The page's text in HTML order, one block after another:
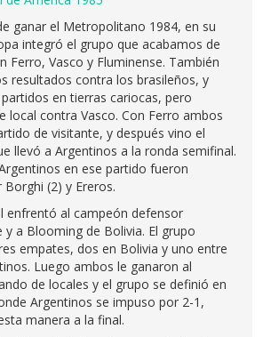
ganar el Metropolitano 1984, en su
integró el grupo que acabamos de
Ferro, Vasco y Fluminense. También
resultados contra los brasileños, y
en tierras cariocas, pero
local contra Vasco. Con Ferro ambos
de visitante, y después vino el
llevó a Argentinos a la ronda semifinal.
en ese partido fueron
(2) y Ereros.
enfrentó al campeón defensor
y a Blooming de Bolivia. El grupo
empates, dos en Bolivia y uno entre
Luego ambos le ganaron al
de locales y el grupo se definió en
Argentinos se impuso por 2-1,
manera a la final.